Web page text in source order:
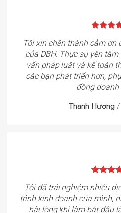
Tôi xin chân thành cảm ơn
của DBH. Thực sự yên
vấn pháp luật và kế toán
các bạn phát triển hơn,
đồng doanh
Thanh Hương /
Tôi đã trải nghiệm nhiều
trình kinh doanh của mình,
hài lòng khi làm bắt đầu